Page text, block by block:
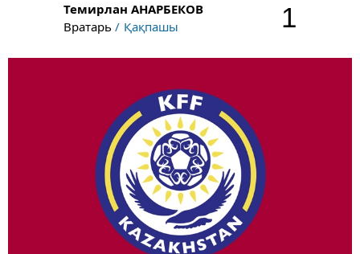
Темирлан АНАРБЕКОВ
Вратарь
Қақпашы 1